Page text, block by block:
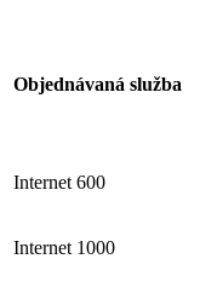
Objednávaná služba
Internet 600
Internet 1000